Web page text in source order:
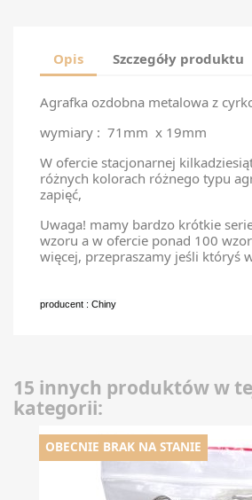
Opis Szczegóły produktu
Agrafka ozdobna metalowa z
wymiary : 71mm x 19mm
W ofercie stacjonarnej
różnych kolorach różnego typu
zapięć,
Uwaga! mamy bardzo krótkie
wzoru a w ofercie ponad 100
więcej, przepraszamy jeśli któryś
producent : Chiny
15 innych produktów w
kategorii:
OBECNIE BRAK NA STANIE